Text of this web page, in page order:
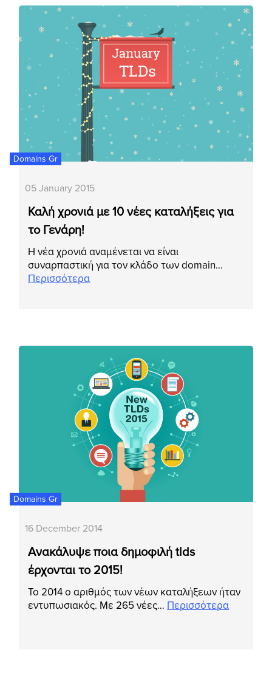
Domains Gr
05 January 2015
Καλή χρονιά με 10 νέες καταλήξεις για
το Γενάρη!
Η νέα χρονιά αναμένεται να είναι
συναρπαστική για τον κλάδο των domain…
Περισσότερα
Domains Gr
16 December 2014
Ανακάλυψε ποια δημοφιλή tlds
έρχονται το 2015!
Το 2014 ο αριθμός των νέων καταλήξεων ήταν
εντυπωσιακός. Με 265 νέες… Περισσότερα